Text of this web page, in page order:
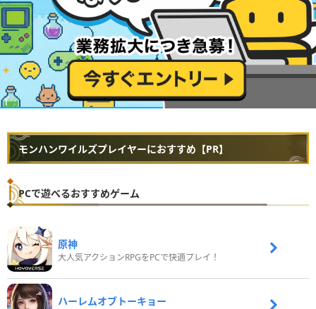
モンハンワイルズプレイヤーにおすすめ【PR】
PCで遊べるおすすめゲーム
原神
大人気アクションRPGをPCで快適プレイ！
ハーレムオブトーキョー